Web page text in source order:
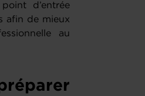
d’entrée
afin de mieux
au